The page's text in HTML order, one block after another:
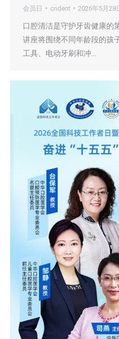
会员日 cndent 2026年5月28
口腔清洁是守护牙齿健康的
讲座将围绕不同年龄段的孩
工具、电动牙刷和冲…